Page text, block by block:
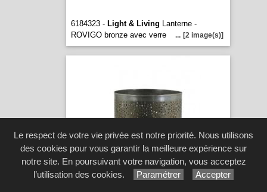
6184323 - Light & Living Lanterne -
ROVIGO bronze avec verre
... [2 image(s)]
Le respect de votre vie privée est notre priorité. Nous utilisons
des cookies pour vous garantir la meilleure expérience sur
notre site. En poursuivant votre navigation, vous acceptez
l’utilisation des cookies.
Paramétrer Accepter